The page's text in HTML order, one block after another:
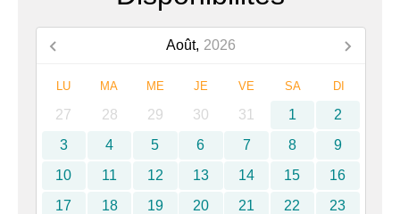
Août, 2026
LU MA ME JE VE SA DI
27 28 29 30 31 1
2
3
4 5 6 7 8
9
10
11 12 13 14 15
16
17
18 19 20 21 22
23